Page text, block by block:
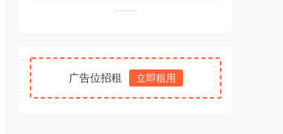
广告位招租 立即租用